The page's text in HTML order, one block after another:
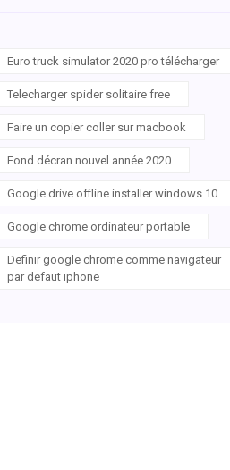
Euro truck simulator 2020 pro télécharger
Telecharger spider solitaire free
Faire un copier coller sur macbook
Fond décran nouvel année 2020
Google drive offline installer windows 10
Google chrome ordinateur portable
Definir google chrome comme navigateur
par defaut iphone